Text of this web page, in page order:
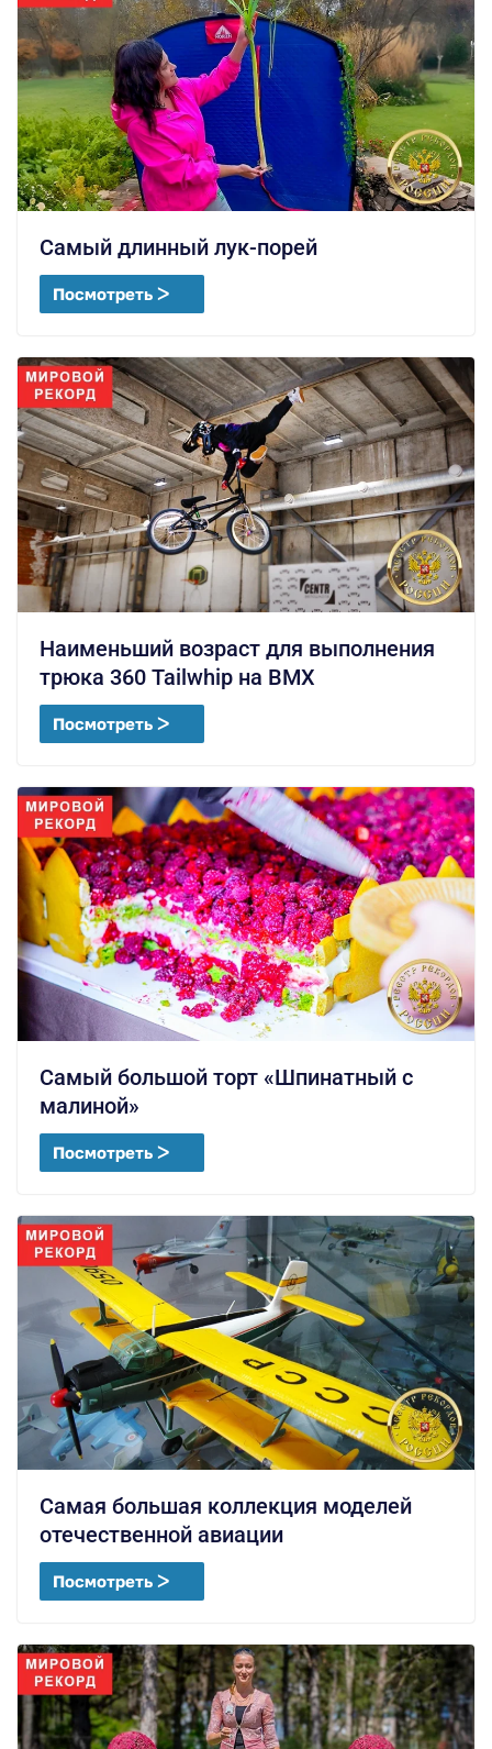
Самый длинный лук-порей
Посмотреть ᐳ
Наименьший возраст для выполнения
трюка 360 Tailwhip на BMX
Посмотреть ᐳ
Самый большой торт «Шпинатный с
малиной»
Посмотреть ᐳ
Самая большая коллекция моделей
отечественной авиации
Посмотреть ᐳ